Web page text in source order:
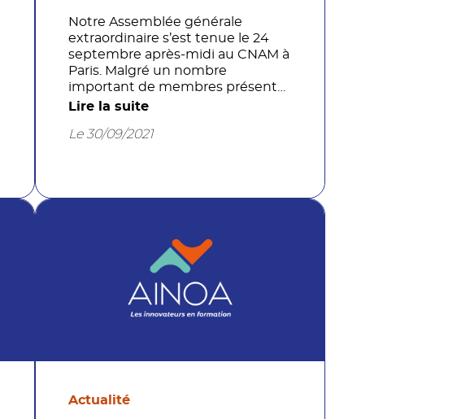
Notre Assemblée générale
extraordinaire s’est tenue le 24
septembre après-midi au CNAM à
Paris. Malgré un nombre
important de membres présents
ou représentés, il a manqué
satisfaire au quorum autorisant le
Lire la suite
Le 30/09/2021
Actualité